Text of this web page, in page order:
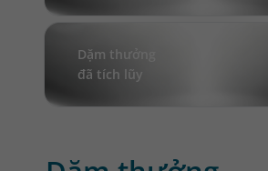
Dặm thưởng
đã tích lũy